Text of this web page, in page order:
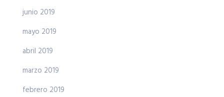
junio 2019
mayo 2019
abril 2019
marzo 2019
febrero 2019